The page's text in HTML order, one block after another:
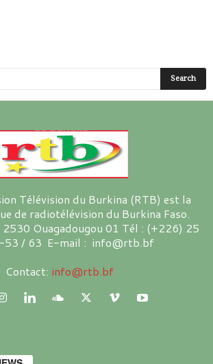
Télévision du Burkina (RTB) est la
de radiotélévision du Burkina Faso.
2530 Ouagadougou 01 Tél : (+226) 25
/ 63 E-mail : info@rtb.bf
Contact: info@rtb.bf